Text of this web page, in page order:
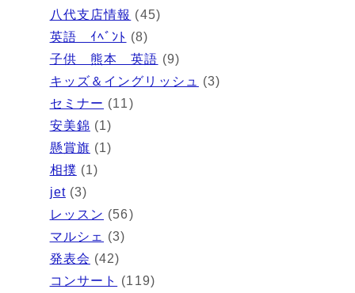
八代支店情報 (45)
英語 ｲﾍﾞﾝﾄ (8)
子供 熊本 英語 (9)
キッズ＆イングリッシュ
(3)
セミナー (11)
安美錦 (1)
懸賞旗 (1)
相撲 (1)
jet(3)
レッスン (56)
マルシェ (3)
発表会 (42)
コンサート
(119)